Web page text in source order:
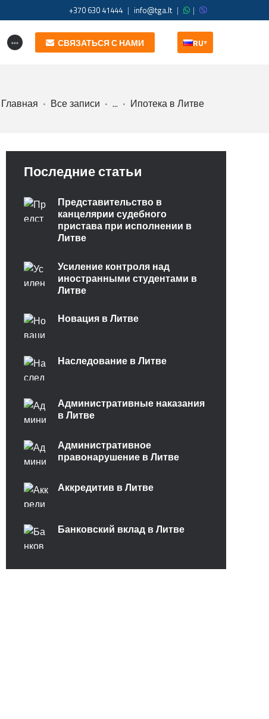
+370 630 41444 | info@tga.lt | |
СВЯЗАТЬСЯ С НАМИ RU▾
Главная Все записи ... Ипотека в Литве
Последние статьи
Представительство в
канцелярии судебного
пристава при исполнении в
Литве
Усиление контроля над
иностранными студентами в
Литве
Новация в Литве
Наследование в Литве
Административные наказания
в Литве
Административное
правонарушение в Литве
Аккредитив в Литве
Банковский вклад в Литве